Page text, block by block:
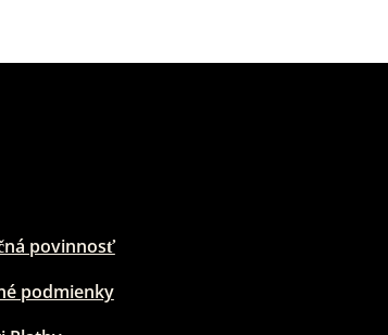
povinnosť
podmienky